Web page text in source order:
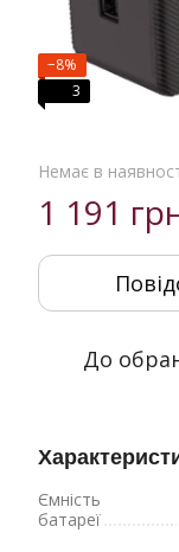
−8%
3
Немає в
1 191
До
Ємність
батареї